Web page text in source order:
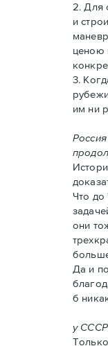
2. Для
и
ценою
3.
им ни
Что до
они
Да и
б
у